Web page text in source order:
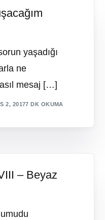
yaşadığı
ne
mesaj […]
2, 20177 DK OKUMA
– Beyaz